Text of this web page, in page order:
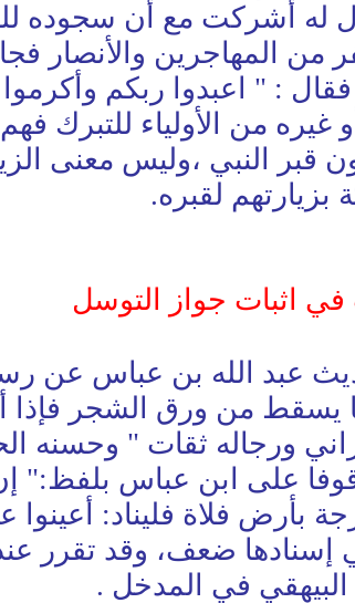
له أشركت مع أن سجوده
المهاجرين والأنصار
من الأولياء للتبرك فهم
قبر النبي ،وليس معنى
بزيارتهم لقبره.
في اثبات جواز التوسل
جواز ما قدمنا ما أخرجه البزار (5) من
يسقط من ورق الشجر فإذا
قال الحافظ الهيثمي (6)" رواه الطبراني
الرسول- وأخرجه الحافظ البيهقي (7)
فلاة فليناد: أعينوا
إسنادها ضعف، وقد تقرر
البيهقي في المدخل .